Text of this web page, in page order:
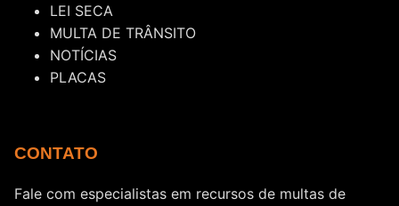
LEI SECA
MULTA DE TRÂNSITO
NOTÍCIAS
PLACAS
CONTATO
Fale com especialistas em recursos de multas de